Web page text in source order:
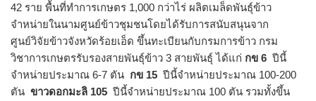
42 ราย พื้นที่ทำการเกษตร 1,000 กว่าไร่ ผลิตเมล็ดพันธุ์ข้าว
จำหน่ายในนามศูนย์ข้าวชุมชนโดยได้รับการสนับสนุนจาก
ศูนย์วิจัยข้าวจังหวัดร้อยเอ็ด ขึ้นทะเบียนกับกรมการข้าว กรม
วิชาการเกษตรรับรองสายพันธุ์ข้าว 3 สายพันธุ์ ได้แก่ กข 6 ปีนี้
จำหน่ายประมาณ 6-7 ตัน กข 15 ปีนี้จำหน่ายประมาณ 100-200
ตัน ขาวดอกมะลิ 105 ปีนี้จำหน่ายประมาณ 100 ตัน รวมทั้งขึ้น